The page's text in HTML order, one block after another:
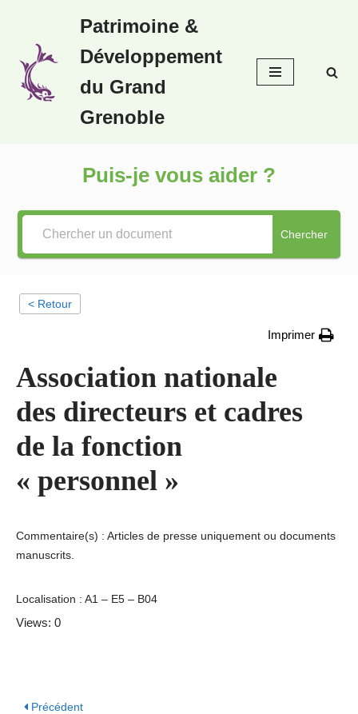
au
contenu
Patrimoine &
Développement
du Grand
Grenoble
Puis-je vous aider ?
Chercher
< Retour
Imprimer
Association nationale
des directeurs et cadres
de la fonction
« personnel »
Commentaire(s) : Articles de presse uniquement ou documents
manuscrits.
Localisation : A1 – E5 – B04
Views: 0
Précédent